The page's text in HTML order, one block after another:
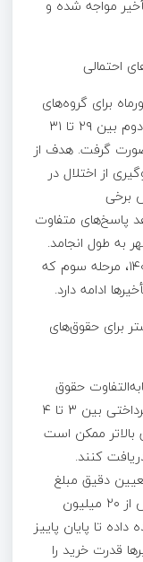
مواجه شده و
احتمالی
معوقات در ۱۲ شهریورماه برای گروه‌های
کم‌درآمد و ازکارافتادگان انجام شد و مرحله دوم بین ۲۹ تا ۳۱
صورت گرفت. هدف از
از اختلال در
برخی
۱۴۲۰ نشان می‌دهد پاسخ‌های متفاوت
به طول انجامد.
گزارش‌ها حاکی از آن است که در ۱۲ مهر ۱۴۰۴، مرحله سوم که
ادامه دارد.
یا بیشتر برای حقوق‌های
حقوق
فروردین را دریافت کرده‌اند، مبلغ معوقات پرداختی بین ۳ تا ۴
بالاتر ممکن است
تومان) دریافت کنند.
دقیق مبلغ
دریافتی، به ویژه برای کسانی با حقوق بیش از ۲۰ میلیون
تا پایان پاییز
قدرت خرید را